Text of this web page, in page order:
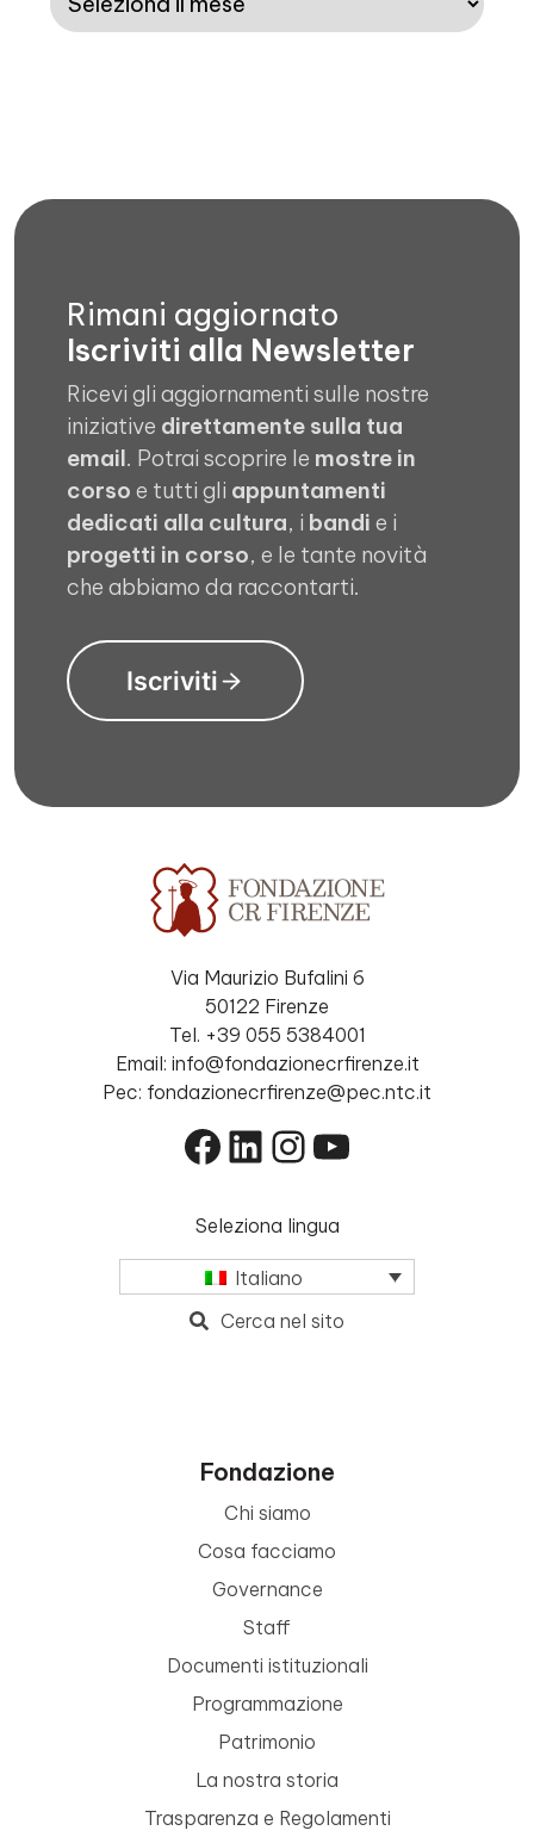
Rimani aggiornato
Iscriviti alla Newsletter
Ricevi gli aggiornamenti sulle nostre
iniziative direttamente sulla tua
email. Potrai scoprire le mostre in
corso e tutti gli appuntamenti
dedicati alla cultura, i bandi e i
progetti in corso, e le tante novità
che abbiamo da raccontarti.
Iscriviti
Via Maurizio Bufalini 6
50122 Firenze
Tel. +39 055 5384001
Email: info@fondazionecrfirenze.it
Pec: fondazionecrfirenze@pec.ntc.it
Facebook
LinkedIn
Instagram
YouTube
Seleziona lingua
Italiano
Cerca nel sito
Fondazione
Chi siamo
Cosa facciamo
Governance
Staff
Documenti istituzionali
Programmazione
Patrimonio
La nostra storia
Trasparenza e Regolamenti